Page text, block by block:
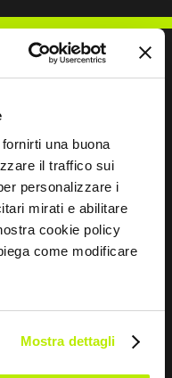
una buona
il traffico sui
personalizzare i
mirati e abilitare
cookie policy
come modificare
Mostra dettagli
ÉCRIRE